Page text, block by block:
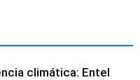
climática: Entel